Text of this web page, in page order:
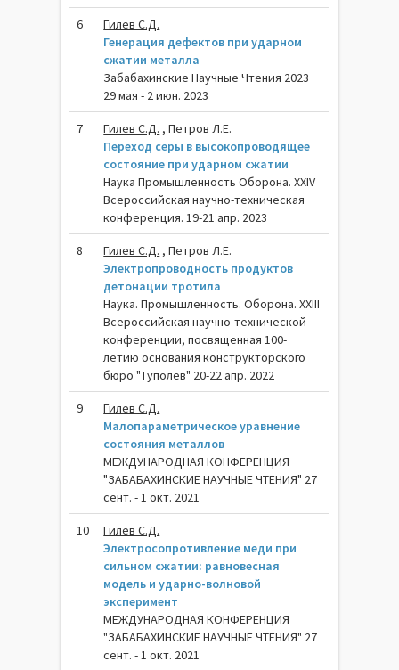
6
Гилев С.Д.
Генерация дефектов при ударном
сжатии металла
Забабахинские Научные Чтения 2023
29 мая - 2 июн. 2023
7 Гилев С.Д. , Петров Л.Е.
Переход серы в высокопроводящее
состояние при ударном сжатии
Наука Промышленность Оборона. XXIV
Всероссийская научно-техническая
конференция. 19-21 апр. 2023
8 Гилев С.Д. , Петров Л.Е.
Электропроводность продуктов
детонации тротила
Наука. Промышленность. Оборона. XXIII
Всероссийская научно-технической
конференции, посвященная 100-
летию основания конструкторского
бюро "Туполев" 20-22 апр. 2022
9
Гилев С.Д.
Малопараметрическое уравнение
состояния металлов
МЕЖДУНАРОДНАЯ КОНФЕРЕНЦИЯ
"ЗАБАБАХИНСКИЕ НАУЧНЫЕ ЧТЕНИЯ" 27
сент. - 1 окт. 2021
10
Гилев С.Д.
Электросопротивление меди при
сильном сжатии: равновесная
модель и ударно-волновой
эксперимент
МЕЖДУНАРОДНАЯ КОНФЕРЕНЦИЯ
"ЗАБАБАХИНСКИЕ НАУЧНЫЕ ЧТЕНИЯ" 27
сент. - 1 окт. 2021